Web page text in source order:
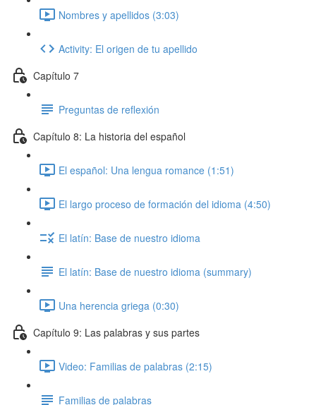
Nombres y apellidos (3:03)
Activity: El origen de tu apellido
Capítulo 7
Preguntas de reflexión
Capítulo 8: La historia del español
El español: Una lengua romance (1:51)
El largo proceso de formación del idioma (4:50)
El latín: Base de nuestro idioma
El latín: Base de nuestro idioma (summary)
Una herencia griega (0:30)
Capítulo 9: Las palabras y sus partes
Video: Familias de palabras (2:15)
Familias de palabras